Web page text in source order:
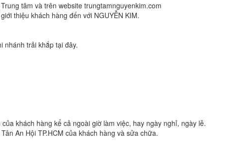
tâm và trên website trungtamnguyenkim.com
thiệu khách hàng đến với NGUYỄN KIM.
nhánh trải khắp tại đây.
khách hàng kể cả ngoài giờ làm việc, hay ngày nghỉ, ngày lễ.
An Hội TP.HCM của khách hàng và sửa chữa.